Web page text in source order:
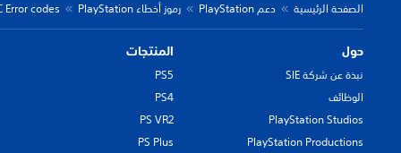
الصفحة الرئيسية دعم PlayStation رموز أخطاء PlayStation Error codes
حول
نبذة عن شركة SIE
الوظائف
PlayStation Studios
PlayStation Productions
المنتجات
PS5
PS4
PS VR2
PS Plus